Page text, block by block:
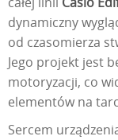
dynamiczny
od czasomierza
Jego projekt jest
motoryzacji, co
elementów na
Sercem